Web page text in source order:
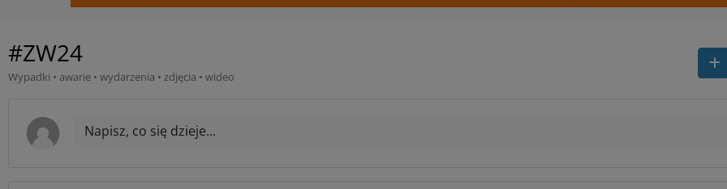
#ZW24
Wypadki • awarie • wydarzenia • zdjęcia • wideo
Napisz, co się dzieje...